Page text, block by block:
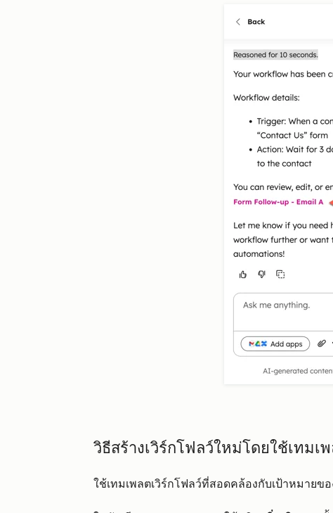
วิธีสร้างเวิร์กโฟลว์ใหม่โดยใช้เทมเ
ใช้เทมเพลตเวิร์กโฟลว์ที่สอดคล้องกับเป้าหมาย